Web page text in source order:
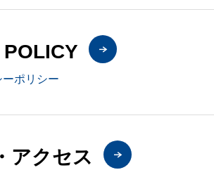
ポリシー
アクセス